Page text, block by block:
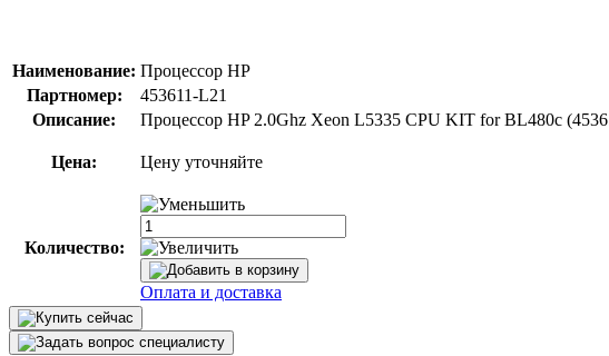
Наименование: Процессор HP
Партномер:
453611-L21
Описание:
Процессор HP 2.0Ghz Xeon L5335 CPU KIT for BL480c
Цена: Цену уточняйте
Количество:
Оплата и доставка